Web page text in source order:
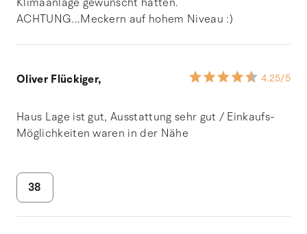
ACHTUNG...Meckern auf hohem Niveau :)
Oliver Flückiger, 4.25/5
Haus Lage ist gut, Ausstattung sehr gut / Einkaufs-
Möglichkeiten waren in der Nähe
38